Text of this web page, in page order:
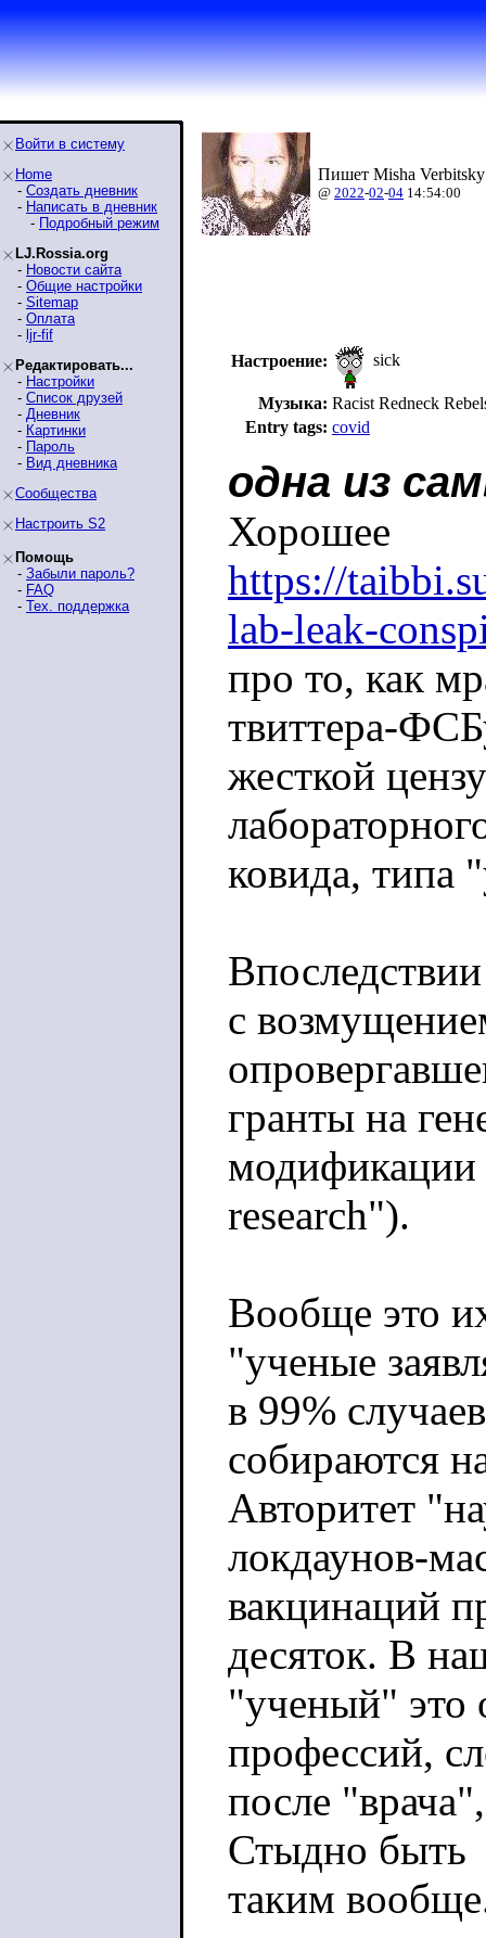
Войти в систему
Home
- Создать дневник
- Написать в дневник
- Подробный режим
LJ.Rossia.org
- Новости сайта
- Общие настройки
- Sitemap
- Оплата
- ljr-fif
Редактировать...
- Настройки
- Список друзей
- Дневник
- Картинки
- Пароль
- Вид дневника
Сообщества
Настроить S2
Помощь
- Забыли пароль?
- FAQ
- Тех. поддержка
Пишет Misha
@ 2022-02-04 14:54:00
Настроение: sick
Музыка: Racist Redneck
Entry tags: covid
одна из
Хорошее
https://
lab-leak-
про то, как
твиттера-
жесткой
ковида, типа
с
гранты на
research").
Вообще это
"ученые
в 99%
собираются
Авторитет
локдаунов-
вакцинаций
десяток. В
"ученый" это
профессий,
после
Стыдно быть
таким